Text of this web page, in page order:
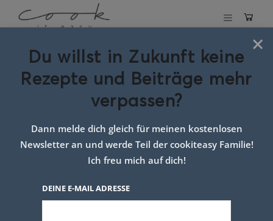
Schlagwort:
Rezept mit Chili
×
Du willst in Zukunft keine
Rezepte und Beiträge mehr
verpassen?
Dann melde dich gleich für meinen kostenlosen
Newsletter an und werde Teil der cookiteasy Familie!
Ich freu mich auf dich!
DEINE E-MAIL ADRESSE